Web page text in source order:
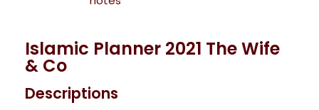
Islamic Planner 2021 The Wife
& Co
Descriptions